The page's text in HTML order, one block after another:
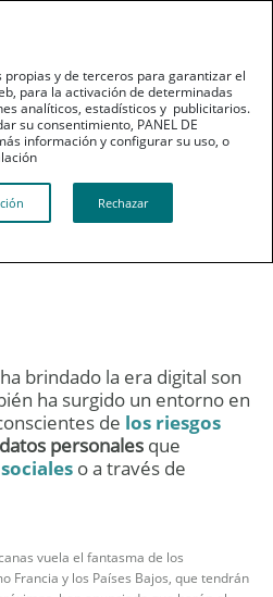
en el
brindado la era digital son
ha surgido un entorno en
de los riesgos
personales que
o a través de
vuela el fantasma de los
Francia y los Países Bajos, que tendrán
propias y de terceros para garantizar el
para la activación de determinadas
analíticos, estadísticos y publicitarios.
su consentimiento, PANEL DE
información y configurar su uso, o
Rechazar